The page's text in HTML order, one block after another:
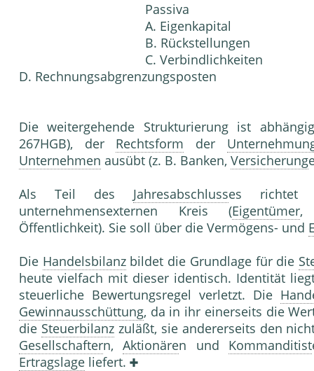
Passiva
A. Eigenkapital
B. Rückstellungen
C. Verbindlichkeiten
D. Rechnungsabgrenzungsposten
Die weitergehende Strukturierung ist
267HGB), der Rechtsform der
Unternehmen ausübt (z. B. Banken, Versicherung
Als Teil des Jahresabschlusses
unternehmensexternen Kreis (Eigentümer
Öffentlichkeit). Sie soll über die Vermögens- und
Die Handelsbilanzbildet die Grundlage für die
heute vielfach mit dieser identisch. Identität
steuerliche Bewertungsregel verletzt. Die
Gewinnausschüttung, da in ihr einerseits die
die Steuerbilanzzuläßt, sie andererseits den
Gesellschaftern,Aktionären und Kommanditist
Ertragslage liefert.